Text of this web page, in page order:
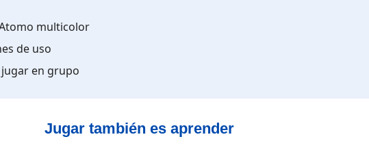
multicolor
de uso
en grupo
Jugar también es aprender